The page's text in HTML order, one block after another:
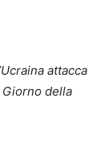
attacca
della